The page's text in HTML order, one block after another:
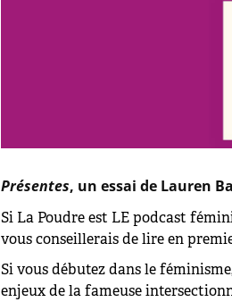
Présentes, un essai de Lauren
Si La Poudre est LE podcast
vous conseillerais de lire en
Si vous débutez dans le
enjeux de la fameuse